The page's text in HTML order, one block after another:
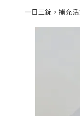
一日三錠，補充